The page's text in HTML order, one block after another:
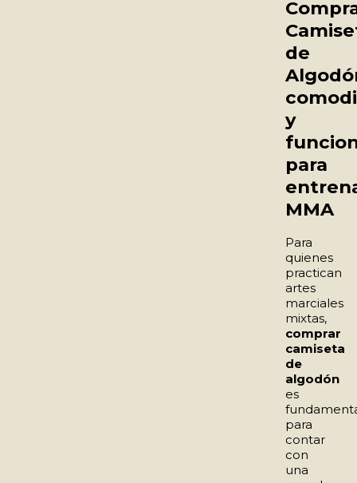
de
y
para
MMA
Para
quienes
practican
artes
marciales
mixtas,
comprar
camiseta
de
algodón
es
para
contar
con
una